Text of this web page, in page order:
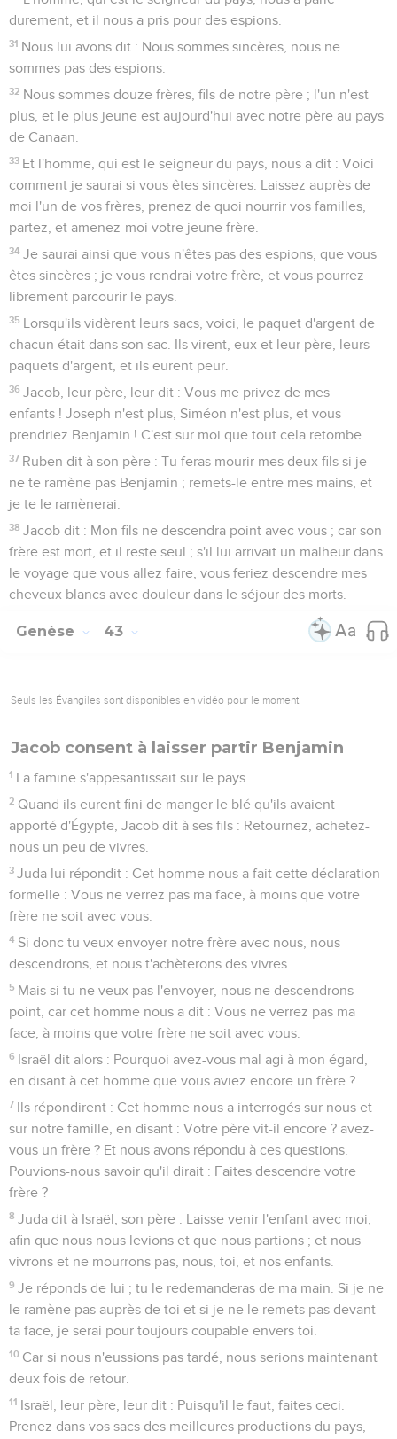
durement, et il nous a pris pour des espions.
31 Nous lui avons dit : Nous sommes sincères, nous ne
sommes pas des espions.
32 Nous sommes douze frères, fils de notre père ; l'un n'est
plus, et le plus jeune est aujourd'hui avec notre père au pays
de Canaan.
33 Et l'homme, qui est le seigneur du pays, nous a dit : Voici
comment je saurai si vous êtes sincères. Laissez auprès de
moi l'un de vos frères, prenez de quoi nourrir vos familles,
partez, et amenez-moi votre jeune frère.
34 Je saurai ainsi que vous n'êtes pas des espions, que vous
êtes sincères ; je vous rendrai votre frère, et vous pourrez
librement parcourir le pays.
35 Lorsqu'ils vidèrent leurs sacs, voici, le paquet d'argent de
chacun était dans son sac. Ils virent, eux et leur père, leurs
paquets d'argent, et ils eurent peur.
36 Jacob, leur père, leur dit : Vous me privez de mes
enfants ! Joseph n'est plus, Siméon n'est plus, et vous
prendriez Benjamin ! C'est sur moi que tout cela retombe.
37 Ruben dit à son père : Tu feras mourir mes deux fils si je
ne te ramène pas Benjamin ; remets-le entre mes mains, et
je te le ramènerai.
38 Jacob dit : Mon fils ne descendra point avec vous ; car son
frère est mort, et il reste seul ; s'il lui arrivait un malheur dans
le voyage que vous allez faire, vous feriez descendre mes
cheveux blancs avec douleur dans le séjour des morts.
Genèse 43
Seuls les Évangiles sont disponibles en vidéo pour le moment.
Jacob consent à laisser partir Benjamin
1 La famine s'appesantissait sur le pays.
2 Quand ils eurent fini de manger le blé qu'ils avaient
apporté d'Égypte, Jacob dit à ses fils : Retournez, achetez-
nous un peu de vivres.
3 Juda lui répondit : Cet homme nous a fait cette déclaration
formelle : Vous ne verrez pas ma face, à moins que votre
frère ne soit avec vous.
4 Si donc tu veux envoyer notre frère avec nous, nous
descendrons, et nous t'achèterons des vivres.
5 Mais si tu ne veux pas l'envoyer, nous ne descendrons
point, car cet homme nous a dit : Vous ne verrez pas ma
face, à moins que votre frère ne soit avec vous.
6 Israël dit alors : Pourquoi avez-vous mal agi à mon égard,
en disant à cet homme que vous aviez encore un frère ?
7 Ils répondirent : Cet homme nous a interrogés sur nous et
sur notre famille, en disant : Votre père vit-il encore ? avez-
vous un frère ? Et nous avons répondu à ces questions.
Pouvions-nous savoir qu'il dirait : Faites descendre votre
frère ?
8 Juda dit à Israël, son père : Laisse venir l'enfant avec moi,
afin que nous nous levions et que nous partions ; et nous
vivrons et ne mourrons pas, nous, toi, et nos enfants.
9 Je réponds de lui ; tu le redemanderas de ma main. Si je ne
le ramène pas auprès de toi et si je ne le remets pas devant
ta face, je serai pour toujours coupable envers toi.
10 Car si nous n'eussions pas tardé, nous serions maintenant
deux fois de retour.
11 Israël, leur père, leur dit : Puisqu'il le faut, faites ceci.
Prenez dans vos sacs des meilleures productions du pays,